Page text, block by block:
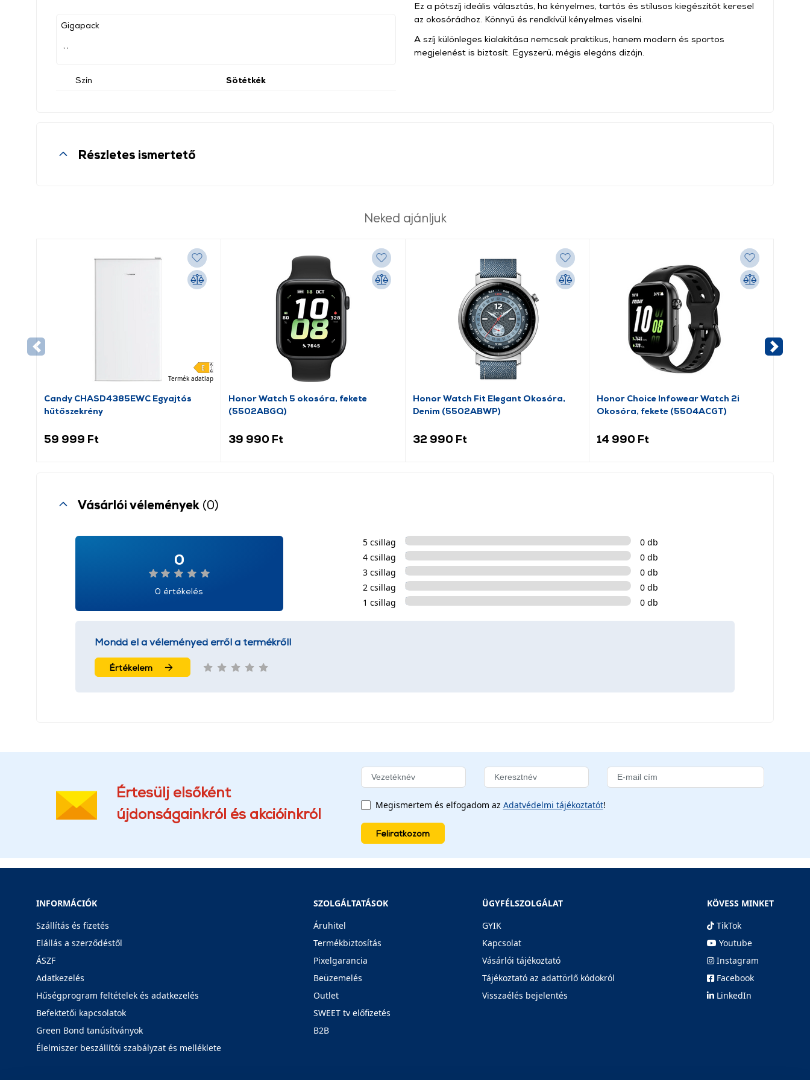
Gigapack
Szín Sötétkék
Ez a pótszíj ideális választás, ha kényelmes, tartós és stílusos kiegészítőt keresel
az okosórádhoz. Könnyű és rendkívül kényelmes viselni.
A szíj különleges kialakítása nemcsak praktikus, hanem modern és sportos
megjelenést is biztosít. Egyszerű, mégis elegáns dizájn.
Részletes ismertető
Neked ajánljuk
Termék adatlap
Candy CHASD4385EWC Egyajtós
hűtőszekrény
59 999 Ft
Honor Watch 5 okosóra, fekete
(5502ABGQ)
39 990 Ft
Honor Watch Fit Elegant Okosóra,
Denim (5502ABWP)
32 990 Ft
Honor Choice Infowear Watch 2i
Okosóra, fekete (5504ACGT)
14 990 Ft
Vásárlói vélemények (0)
0
0 értékelés
5 csillag
0 db
4 csillag
0 db
3 csillag
0 db
2 csillag
0 db
1 csillag
0 db
Mondd el a véleményed erről a termékről!
Értékelem
Értesülj elsőként
újdonságainkról és akcióinkról
Megismertem és elfogadom az Adatvédelmi tájékoztatót!
Feliratkozom
INFORMÁCIÓK
Szállítás és fizetés
Elállás a szerződéstől
ÁSZF
Adatkezelés
Hűségprogram feltételek és adatkezelés
Befektetői kapcsolatok
Green Bond tanúsítványok
Élelmiszer beszállítói szabályzat és melléklete
SZOLGÁLTATÁSOK
Áruhitel
Termékbiztosítás
Pixelgarancia
Beüzemelés
Outlet
SWEET tv előfizetés
B2B
ÜGYFÉLSZOLGÁLAT
GYIK
Kapcsolat
Vásárlói tájékoztató
Tájékoztató az adattörlő kódokról
Visszaélés bejelentés
KÖVESS MINKET
TikTok
Youtube
Instagram
Facebook
LinkedIn